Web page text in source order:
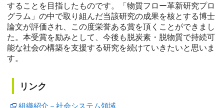
することを目指したものです。「物質フロー革新研究プロ
グラム」の中で取り組んだ当該研究の成果を核とする博士
論文が評価され、この度栄誉ある賞を頂くことができまし
た。本受賞を励みとして、今後も脱炭素・脱物質で持続可
能な社会の構築を支援する研究を続けていきたいと思いま
す。
リンク
組織紹介－社会システム領域